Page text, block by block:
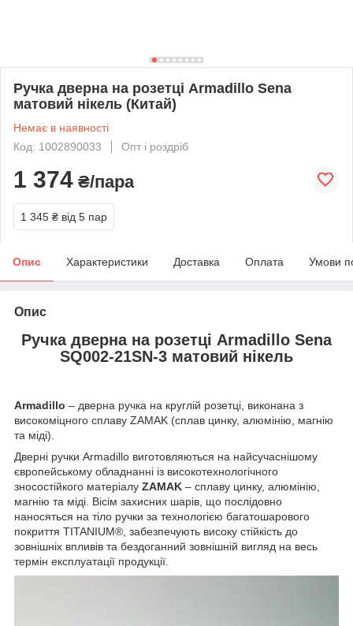
Ручка дверна на розетці Armadillo Sena
матовий нікель (Китай)
Немає в наявності
Код: 1002890033
Опт і роздріб
1 374 ₴/пара
1 345 ₴ від 5 пар
Опис Характеристики Доставка Оплата Умови
Опис
Ручка дверна на розетці Armadillo Sena
SQ002-21SN-3 матовий нікель
Armadillo – дверна ручка на круглій розетці, виконана з
високоміцного сплаву ZAMAK (сплав цинку, алюмінію, магнію
та міді).
Дверні ручки Armadillo виготовляються на найсучаснішому
європейському обладнанні із високотехнологічного
зносостійкого матеріалу ZAMAK – сплаву цинку, алюмінію,
магнію та міді. Вісім захисних шарів, що послідовно
наносяться на тіло ручки за технологією багатошарового
покриття TITANIUM®, забезпечують високу стійкість до
зовнішніх впливів та бездоганний зовнішній вигляд на весь
термін експлуатації продукції.